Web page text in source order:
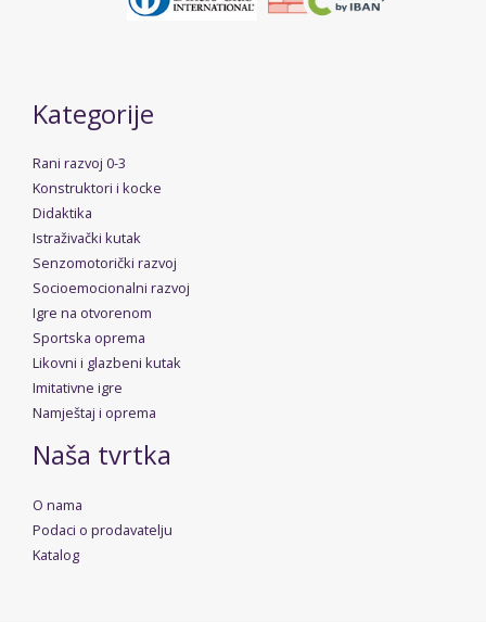
Kategorije
Rani razvoj 0-3
Konstruktori i kocke
Didaktika
Istraživački kutak
Senzomotorički razvoj
Socioemocionalni razvoj
Igre na otvorenom
Sportska oprema
Likovni i glazbeni kutak
Imitativne igre
Namještaj i oprema
Naša tvrtka
O nama
Podaci o prodavatelju
Katalog